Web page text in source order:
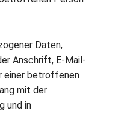
Daten,
Anschrift, E-Mail-
einer betroffenen
mit der
und in